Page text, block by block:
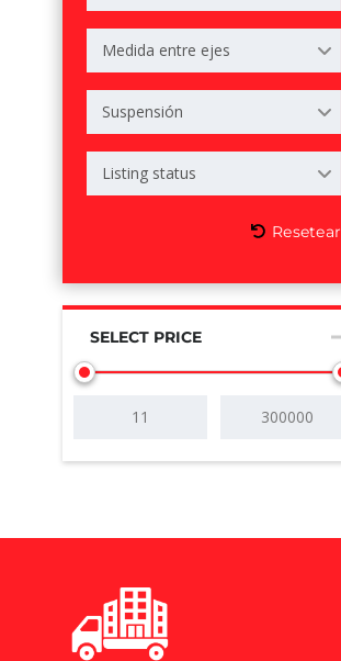
Medida entre ejes
Suspensión
Listing status
Resetear
SELECT PRICE